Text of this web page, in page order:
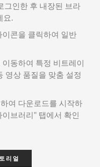
그인한 후 내장된 브라
요.
콘을 클릭하여 일반
동하여 특정 비트레이
영상 품질을 맞춤 설정
여 다운로드를 시작하
브러리" 탭에서 확인
리얼